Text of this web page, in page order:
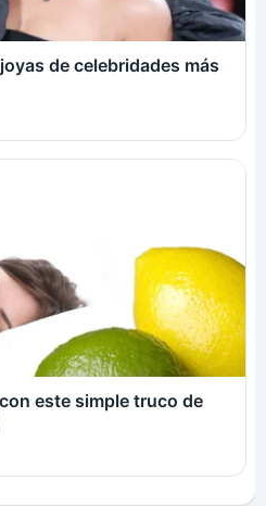
de celebridades más
este simple truco de